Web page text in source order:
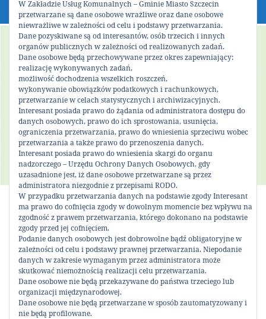
Komunikat organizacyjny
Podziel się!
0
W Zakładzie Usług Komunalnych – Gminie Miasto Szczecin
przetwarzane są dane osobowe wrażliwe oraz dane osobowe
niewrażliwe w zależności od celu i podstawy przetwarzania.
Dane pozyskiwane są od interesantów, osób trzecich i innych
organów publicznych w zależności od realizowanych zadań.
Dane osobowe będą przechowywane przez okres zapewniający:
realizację wykonywanych zadań,
możliwość dochodzenia wszelkich roszczeń,
wykonywanie obowiązków podatkowych i rachunkowych,
przetwarzanie w celach statystycznych i archiwizacyjnych.
Interesant posiada prawo do żądania od administratora dostępu do
danych osobowych, prawo do ich sprostowania, usunięcia,
ograniczenia przetwarzania, prawo do wniesienia sprzeciwu wobec
przetwarzania a także prawo do przenoszenia danych.
Interesant posiada prawo do wniesienia skargi do organu
nadzorczego – Urzędu Ochrony Danych Osobowych, gdy
uzasadnione jest, iż dane osobowe przetwarzane są przez
administratora niezgodnie z przepisami RODO.
W przypadku przetwarzania danych na podstawie zgody Interesant
ma prawo do cofnięcia zgody w dowolnym momencie bez wpływu na
zgodność z prawem przetwarzania, którego dokonano na podstawie
zgody przed jej cofnięciem.
Podanie danych osobowych jest dobrowolne bądź obligatoryjne w
zależności od celu i podstawy prawnej przetwarzania. Niepodanie
danych w zakresie wymaganym przez administratora może
skutkować niemożnością realizacji celu przetwarzania.
Dane osobowe nie będą przekazywane do państwa trzeciego lub
organizacji międzynarodowej.
Dane osobowe nie będą przetwarzane w sposób zautomatyzowany i
nie będą profilowane.